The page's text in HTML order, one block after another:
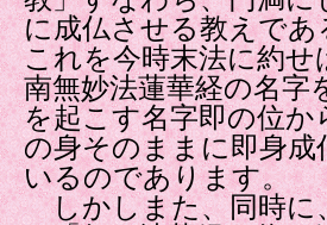
に成仏させる教えで
これを今時末法に約
南無妙法蓮華経の名字
を起こす名字即の位
の身そのままに即身
いるのであります。
しかしまた、同時に